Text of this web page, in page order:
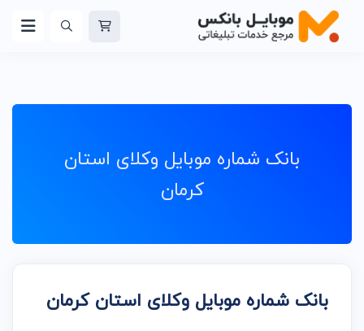
بانک شماره موبایل وکلای استان
کرمان
بانک شماره موبایل وکلای استان کرمان